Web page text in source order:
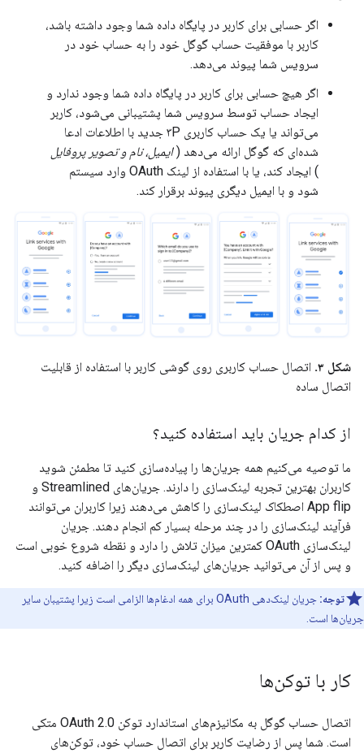
اگر حسابی برای کاربر در پایگاه داده شما وجود داشته باشد،
کاربر با موفقیت حساب گوگل خود را به حساب خود در
سرویس شما پیوند می‌دهد.
اگر هیچ حسابی برای کاربر در پایگاه داده شما وجود ندارد و
ایجاد حساب توسط سرویس شما پشتیبانی می‌شود، کاربر
می‌تواند یا یک حساب کاربری ۳P جدید با اطلاعات ادعا
شده‌ای که گوگل ارائه می‌دهد (ایمیل، نام و تصویر پروفایل
) ایجاد کند، یا با استفاده از لینک OAuth وارد سیستم
شود و با ایمیل دیگری پیوند برقرار کند.
شکل ۳.
اتصال حساب کاربری روی گوشی کاربر با استفاده از قابلیت
اتصال ساده
از کدام جریان باید استفاده کنید؟
ما توصیه می‌کنیم همه جریان‌ها را پیاده‌سازی کنید تا مطمئن شوید
کاربران بهترین تجربه لینک‌سازی را دارند. جریان‌های Streamlined و
App flip اصطکاک لینک‌سازی را کاهش می‌دهند زیرا کاربران می‌توانند
فرآیند لینک‌سازی را در چند مرحله بسیار کم انجام دهند. جریان
لینک‌سازی OAuth کمترین میزان تلاش را دارد و نقطه شروع خوبی است
و پس از آن می‌توانید جریان‌های لینک‌سازی دیگر را اضافه کنید.
توجه:
جریان لینک‌دهی OAuth برای همه ادغام‌ها الزامی است زیرا پشتیبان سایر
جریان‌ها است.
کار با توکن‌ها
اتصال حساب گوگل به مکانیزم‌های استاندارد توکن OAuth 2.0 متکی
است. شما پس از رضایت کاربر برای اتصال حساب خود، توکن‌های